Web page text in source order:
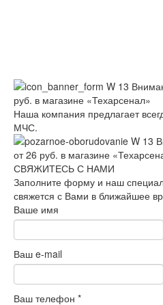
Наша компания предлагает
МЧС.
СВЯЖИТЕСЬ С НАМИ
Заполните форму и наш
свяжется с Вами в ближайшее
Ваше имя
Ваш e-mail
Ваш телефон *